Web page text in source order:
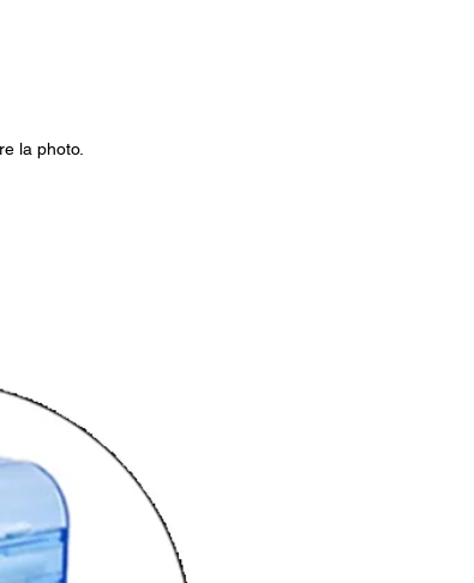
la photo.